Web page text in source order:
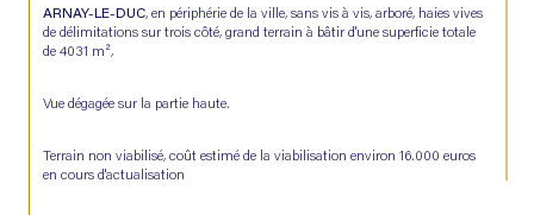
ARNAY-LE-DUC, en périphérie de la ville, sans vis à vis, arboré, haies vives
de délimitations sur trois côté, grand terrain à bâtir d'une superficie totale
de 4031 m²,
Vue dégagée sur la partie haute.
Terrain non viabilisé, coût estimé de la viabilisation environ 16.000 euros
en cours d'actualisation